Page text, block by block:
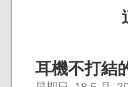
耳機不打結